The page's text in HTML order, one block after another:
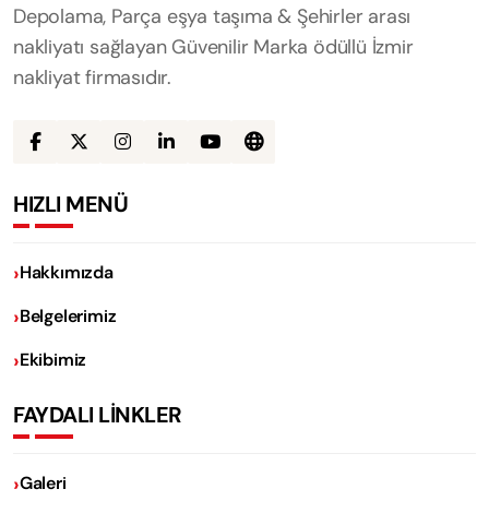
Depolama, Parça eşya taşıma & Şehirler arası
nakliyatı sağlayan Güvenilir Marka ödüllü İzmir
nakliyat firmasıdır.
HIZLI MENÜ
Hakkımızda
Belgelerimiz
Ekibimiz
FAYDALI LİNKLER
Galeri